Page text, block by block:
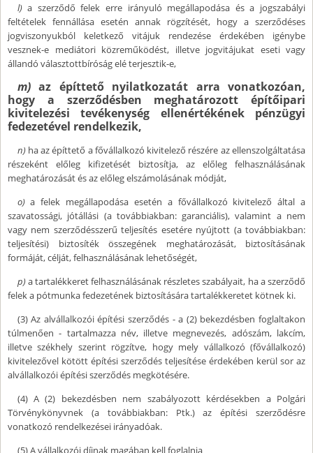
l)a szerződő felek erre irányuló megállapodása és a jogszabályi
feltételek fennállása esetén annak rögzítését, hogy a szerződéses
jogviszonyukból keletkező vitájuk rendezése érdekében igénybe
vesznek-e mediátori közreműködést, illetve jogvitájukat eseti vagy
állandó választottbíróság elé terjesztik-e,
m)az építtető nyilatkozatát arra vonatkozóan,
hogy a szerződésben meghatározott építőipari
kivitelezési tevékenység ellenértékének pénzügyi
fedezetével rendelkezik,
n) ha az építtető a fővállalkozó kivitelező részére az ellenszolgáltatása
részeként előleg kifizetését biztosítja, az előleg felhasználásának
meghatározását és az előleg elszámolásának módját,
o)a felek megállapodása esetén a fővállalkozó kivitelező által a
szavatossági, jótállási (a továbbiakban: garanciális), valamint a nem
vagy nem szerződésszerű teljesítés esetére nyújtott (a továbbiakban:
teljesítési) biztosíték összegének meghatározását, biztosításának
formáját, célját, felhasználásának lehetőségét,
p)a tartalékkeret felhasználásának részletes szabályait, ha a szerződő
felek a pótmunka fedezetének biztosítására tartalékkeretet kötnek ki.
(3) Az alvállalkozói építési szerződés - a (2) bekezdésben foglaltakon
túlmenően - tartalmazza név, illetve megnevezés, adószám, lakcím,
illetve székhely szerint rögzítve, hogy mely vállalkozó (fővállalkozó)
kivitelezővel kötött építési szerződés teljesítése érdekében kerül sor az
alvállalkozói építési szerződés megkötésére.
(4) A (2) bekezdésben nem szabályozott kérdésekben a Polgári
Törvénykönyvnek (a továbbiakban: Ptk.) az építési szerződésre
vonatkozó rendelkezései irányadóak.
(5) A vállalkozói díjnak magában kell foglalnia